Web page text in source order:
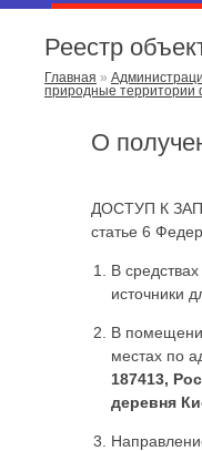
Реестр
Главная »
природные территории
О
ДОСТУП К
статье 6
В
источники
В
местах по
187413,
деревня